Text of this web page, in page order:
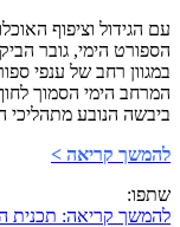
עם הגידול וציפוף
הספורט הימי, גובר
במגוון רחב של ענפי
המרחב הימי הסמוך
ביבשה הנובע מתהליכי
להמשך קריאה >
שתפו:
להמשך קריאה: תכנית